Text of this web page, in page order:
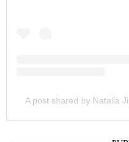
A post shared by Natalia